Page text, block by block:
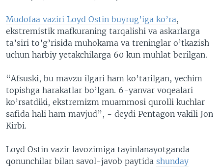
Mudofaa vaziri Loyd Ostin buyrug’iga ko’ra,
ekstremistik mafkuraning tarqalishi va askarlarga
ta’siri to’g’risida muhokama va treninglar o’tkazish
uchun harbiy yetakchilarga 60 kun muhlat berilgan.
“Afsuski, bu mavzu ilgari ham ko’tarilgan, yechim
topishga harakatlar bo’lgan. 6-yanvar voqealari
ko’rsatdiki, ekstremizm muammosi qurolli kuchlar
safida hali ham mavjud”, - deydi Pentagon vakili Jon
Kirbi.
Loyd Ostin vazir lavozimiga tayinlanayotganda
qonunchilar bilan savol-javob paytida shunday